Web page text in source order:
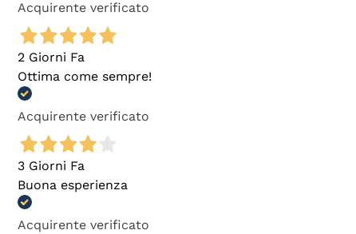
Acquirente verificato
2 Giorni Fa
Ottima come sempre!
Acquirente verificato
3 Giorni Fa
Buona esperienza
Acquirente verificato